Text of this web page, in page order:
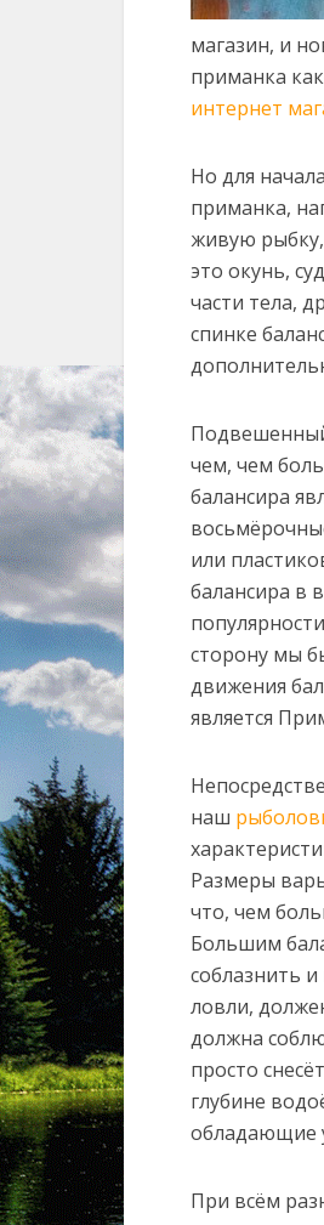
магазин, и
приманка
интернет
Но для
приманка,
живую рыбку,
это окунь,
части тела,
спинке
чем, чем
балансира
или
балансира в
сторону мы
движения
является
наш
Размеры
что, чем
Большим
соблазнить
ловли,
должна
просто
глубине
обладающие
При всём